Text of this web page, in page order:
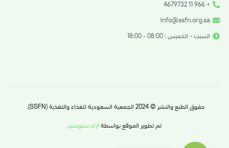
+ 966 11 4679732
info@ssfn.org.sa
السبت - الخميس : 08:00 - 18:00
حقوق الطبع والنشر © 2024 الجمعية السعودية للغذاء والتغذية (SSFN).
تم تطوير الموقع بواسطةازاد سلوشنز.